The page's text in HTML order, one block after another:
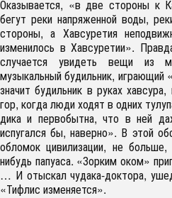
Оказывается, «в две стороны к
бегут реки напряженной воды,
стороны, а Хавсуретия
изменилось в Хавсуретии».
случается увидеть вещи из
музыкальный будильник,
значит будильник в руках
гор, когда люди ходят в одних
дика и первобытна, что в ней
испугался бы, наверно». В этой
обломок цивилизации, не
нибудь папуаса. «Зорким оком»
… И отыскал чудака-доктора,
«Тифлис изменяется».